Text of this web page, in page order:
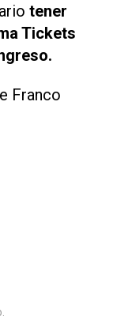
tener
Tickets